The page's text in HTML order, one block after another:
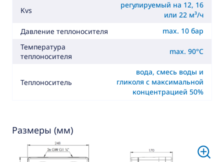
Kvs
регулируемый на 12, 16
или 22 м³/ч
Давление теплоносителя
max. 10 бар
Температура
теплоносителя
max. 90°C
Теплоноситель
вода, смесь воды и
гликоля с максимальной
концентрацией 50%
Размеры (мм)